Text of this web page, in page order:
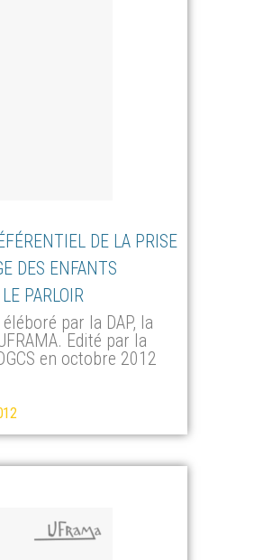
DE LA PRISE
DES ENFANTS
PARLOIR
par la DAP, la
Edité par la
en octobre 2012